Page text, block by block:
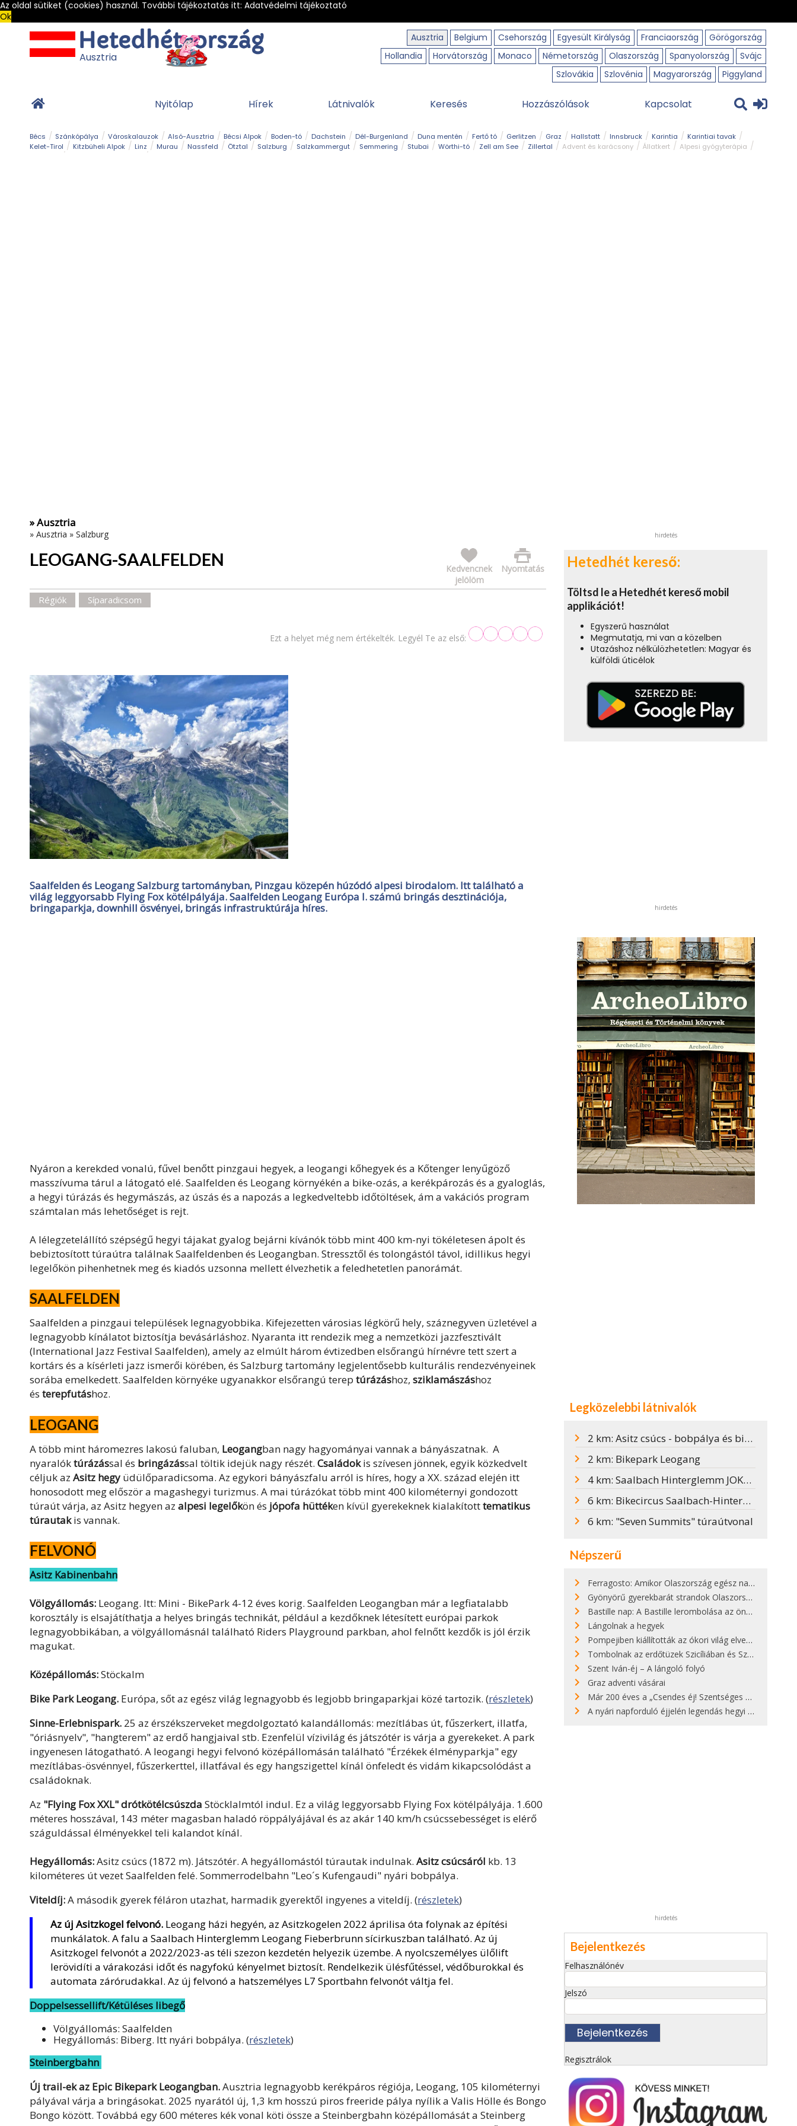
Az oldal sütiket (cookies) használ. További tájékoztatás itt: Adatvédelmi tájékoztató
Ok
Ausztria
Belgium Csehország Egyesült Királyság Franciaország
Görögország
Hollandia
Horvátország Monaco Németország Olaszország Spanyolország
Svájc
Szlovákia
Szlovénia Magyarország Piggyland
Ausztria
Nyitólap Hírek Látnivalók Keresés Hozzászólások Kapcsolat
Bécs Szánkópálya Városkalauzok Alsó-Ausztria Bécsi Alpok Boden-tó Dachstein Dél-Burgenland Duna mentén Fertő tó Gerlitzen Graz Hallstatt Innsbruck Karintia
Karintiai tavak
Kelet-Tirol
Kitzbüheli Alpok Linz Murau Nassfeld Ötztal Salzburg Salzkammergut Semmering Stubai Wörthi-tó Zell am See Zillertal Advent és karácsony Állatkert
Alpesi gyógyterápia
» Ausztria
» Ausztria » Salzburg
LEOGANG-SAALFELDEN Nyomtatás
Kedvencnek
jelölöm
Régiók Síparadicsom
Ezt a helyet még nem értékelték. Legyél Te az első:
Saalfelden és Leogang Salzburg tartományban, Pinzgau közepén húzódó alpesi birodalom. Itt található a
világ leggyorsabb Flying Fox kötélpályája. Saalfelden Leogang Európa I. számú bringás desztinációja,
bringaparkja, downhill ösvényei, bringás infrastruktúrája híres.
Nyáron a kerekded vonalú, fűvel benőtt pinzgaui hegyek, a leogangi kőhegyek és a Kőtenger lenyűgöző
masszívuma tárul a látogató elé. Saalfelden és Leogang környékén a bike-ozás, a kerékpározás és a gyaloglás,
a hegyi túrázás és hegymászás, az úszás és a napozás a legkedveltebb időtöltések, ám a vakációs program
számtalan más lehetőséget is rejt.
A lélegzetelállító szépségű hegyi tájakat gyalog bejárni kívánók több mint 400 km-nyi tökéletesen ápolt és
bebiztosított túraútra találnak Saalfeldenben és Leogangban. Stressztől és tolongástól távol, idillikus hegyi
legelőkön pihenhetnek meg és kiadós uzsonna mellett élvezhetik a feledhetetlen panorámát.
SAALFELDEN
Saalfelden a pinzgaui települések legnagyobbika. Kifejezetten városias légkörű hely, száznegyven üzletével a
legnagyobb kínálatot biztosítja bevásárláshoz. Nyaranta itt rendezik meg a nemzetközi jazzfesztivált
(International Jazz Festival Saalfelden), amely az elmúlt három évtizedben elsőrangú hírnévre tett szert a
kortárs és a kísérleti jazz ismerői körében, és Salzburg tartomány legjelentősebb kulturális rendezvényeinek
sorába emelkedett. Saalfelden környéke ugyanakkor elsőrangú terep túrázáshoz, sziklamászáshoz
és terepfutáshoz.
LEOGANG
A több mint háromezres lakosú faluban, Leogangban nagy hagyományai vannak a bányászatnak. A
nyaralóktúrázással és bringázással töltik idejük nagy részét. Családokis szívesen jönnek, egyik közkedvelt
céljuk az Asitz hegy üdülőparadicsoma. Az egykori bányászfalu arról is híres, hogy a XX. század elején itt
honosodott meg először a magashegyi turizmus. A mai túrázókat több mint 400 kilométernyi gondozott
túraút várja, az Asitz hegyen az alpesi legelőkönés jópofa hüttéken kívül gyerekeknek kialakítotttematikus
túrautakis vannak.
FELVONÓ
Asitz Kabinenbahn
Völgyállomás: Leogang. Itt: Mini - BikePark 4-12 éves korig. Saalfelden Leogangban már a legfiatalabb
korosztály is elsajátíthatja a helyes bringás technikát, például a kezdőknek létesített európai parkok
legnagyobbikában, a völgyállomásnál található Riders Playground parkban, ahol felnőtt kezdők is jól érzik
magukat.
Középállomás:Stöckalm
Bike Park Leogang. Európa, sőt az egész világ legnagyobb és legjobb bringaparkjai közé tartozik. (részletek)
Sinne-Erlebnispark. 25 az érszékszerveket megdolgoztató kalandállomás: mezítlábas út, fűszerkert, illatfa,
"óriásnyelv", "hangterem" az erdő hangjaival stb. Ezenfelül vízivilág és játszótér is várja a gyerekeket. A park
ingyenesen látogatható. A leogangi hegyi felvonó középállomásán található "Érzékek élményparkja" egy
mezítlábas-ösvénnyel, fűszerkerttel, illatfával és egy hangszigettel kínál önfeledt és vidám kikapcsolódást a
családoknak.
Az "Flying Fox XXL" drótkötélcsúszda Stöcklalmtól indul. Ez a világ leggyorsabb Flying Fox kötélpályája. 1.600
méteres hosszával, 143 méter magasban haladó röppályájával és az akár 140 km/h csúcssebességet is elérő
száguldással élményekkel teli kalandot kínál.
Hegyállomás:Asitz csúcs (1872 m). Játszótér. A hegyállomástól túrautak indulnak. Asitz csúcsáról kb. 13
kilométeres út vezet Saalfelden felé. Sommerrodelbahn "Leo´s Kufengaudi" nyári bobpálya.
Viteldíj:A második gyerek féláron utazhat, harmadik gyerektől ingyenes a viteldíj. (részletek)
Az új Asitzkogel felvonó. Leogang házi hegyén, az Asitzkogelen 2022 áprilisa óta folynak az építési
munkálatok. A falu a Saalbach Hinterglemm Leogang Fieberbrunn sícirkuszban található. Az új
Asitzkogel felvonót a 2022/2023-as téli szezon kezdetén helyezik üzembe. A nyolcszemélyes ülőlift
lerövidíti a várakozási időt és nagyfokú kényelmet biztosít. Rendelkezik ülésfűtéssel, védőburokkal és
automata zárórudakkal. Az új felvonó a hatszemélyes L7 Sportbahn felvonót váltja fel.
Doppelsessellift/Kétüléses libegő
Völgyállomás: Saalfelden
Hegyállomás: Biberg. Itt nyári bobpálya. (részletek)
Steinbergbahn
Új trail-ek az Epic Bikepark Leogangban.Ausztria legnagyobb kerékpáros régiója, Leogang, 105 kilométernyi
pályával várja a bringásokat. 2025 nyarától új, 1,3 km hosszú piros freeride pálya nyílik a Valis Hölle és Bongo
Bongo között. Továbbá egy 600 méteres kék vonal köti össze a Steinbergbahn középállomását a Steinberg
hirdetés
Hetedhét kereső:
Töltsd le a Hetedhét kereső mobil
applikációt!
Egyszerű használat
Megmutatja, mi van a közelben
Utazáshoz nélkülözhetetlen: Magyar és
külföldi úticélok
hirdetés
Legközelebbi látnivalók
2 km: Asitz csúcs - bobpálya és biciklispark Leogangban
2 km: Bikepark Leogang
4 km: Saalbach Hinterglemm JOKER CARD
6 km: Bikecircus Saalbach-Hinterglemmben
6 km: "Seven Summits" túraútvonal
Népszerű
Ferragosto: Amikor Olaszország egész nap nyaral
Gyönyörű gyerekbarát strandok Olaszországban - megmutatjuk a 15 legjobbat
Bastille nap: A Bastille lerombolása az önkényuralom végét jelentette
Lángolnak a hegyek
Pompejiben kiállították az ókori világ elveszett híres szobrának másolatát
Tombolnak az erdőtüzek Szicíliában és Szardínián
Szent Iván-éj – A lángoló folyó
Graz adventi vásárai
Már 200 éves a „Csendes éj! Szentséges éj!”
A nyári napforduló éjjelén legendás hegyi tüzek világítják meg Zugspitzét
hirdetés
Bejelentkezés
Felhasználónév
Jelszó
Regisztrálok